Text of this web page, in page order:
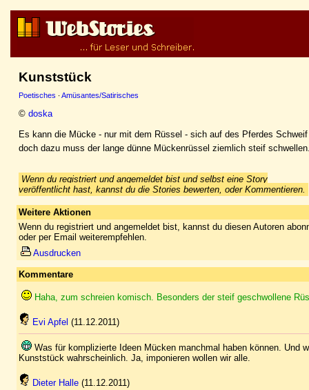
Kunststück
Poetisches · Amüsantes/Satirisches
© doska
Es kann die Mücke - nur mit dem Rüssel - sich auf des Pferdes
doch dazu muss der lange dünne Mückenrüssel ziemlich steif
Wenn du registriert und angemeldet bist und selbst eine Story
veröffentlicht hast, kannst du die Stories bewerten, oder Kommentieren.
Weitere Aktionen
Wenn du registriert und angemeldet bist, kannst du diesen Autoren
oder per Email weiterempfehlen.
Ausdrucken
Kommentare
Haha, zum schreien komisch. Besonders der steif geschwollene
Evi Apfel (11.12.2011)
Was für komplizierte Ideen Mücken manchmal haben können. Und
Kunststück wahrscheinlich. Ja, imponieren wollen wir alle.
Dieter Halle (11.12.2011)